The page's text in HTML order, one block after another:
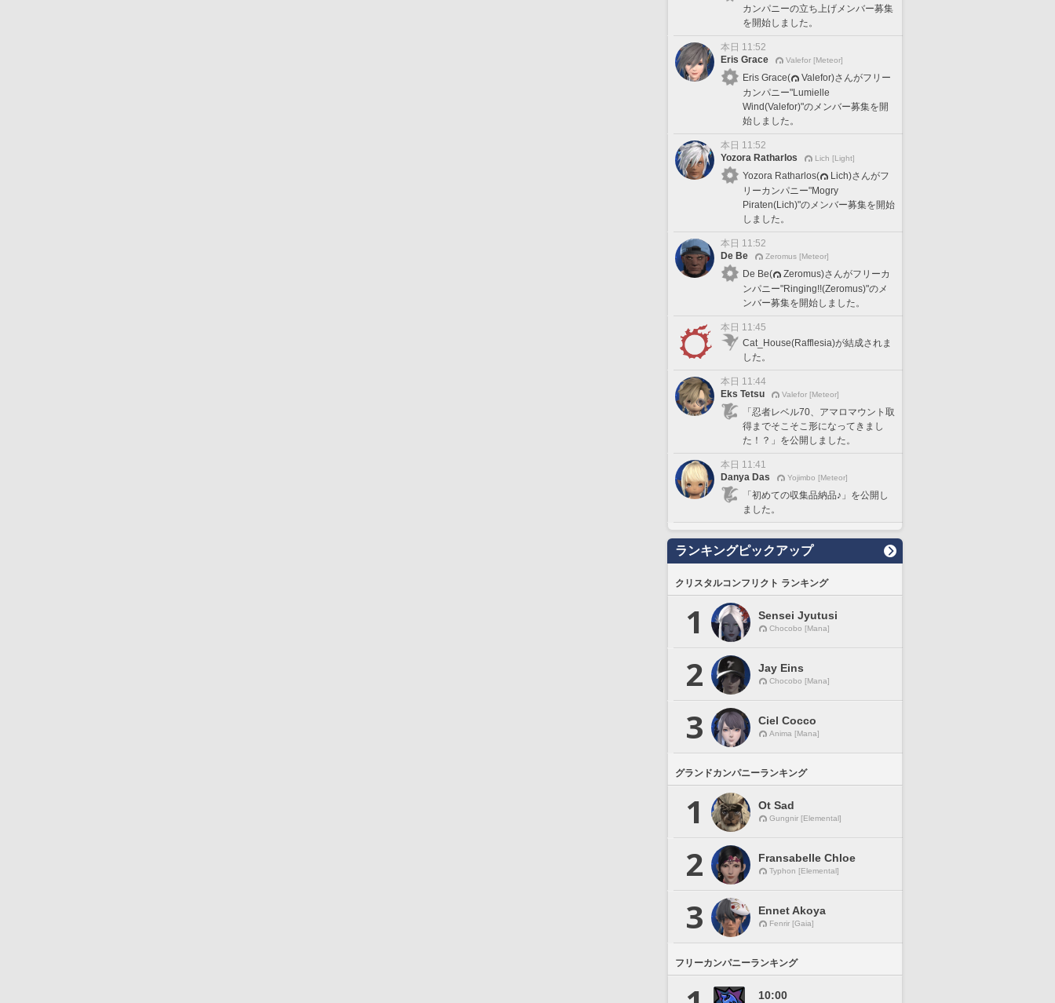
カンパニーの立ち上げメンバー募集
を開始しました。
本日 11:52
Eris Grace
Valefor [Meteor]
Eris Grace(
Valefor)さんがフリー
カンパニー"Lumielle
Wind(Valefor)"のメンバー募集を開
始しました。
本日 11:52
Yozora Ratharlos
Lich [Light]
Yozora Ratharlos(
Lich)さんがフ
リーカンパニー"Mogry
Piraten(Lich)"のメンバー募集を開始
しました。
本日 11:52
De Be
Zeromus [Meteor]
De Be(
Zeromus)さんがフリーカ
ンパニー"Ringing!!(Zeromus)"のメ
ンバー募集を開始しました。
本日 11:45
Cat_House(Rafflesia)が結成されま
した。
本日 11:44
Eks Tetsu
Valefor [Meteor]
「忍者レベル70、アマロマウント取
得までそこそこ形になってきまし
た！？」を公開しました。
本日 11:41
Danya Das
Yojimbo [Meteor]
「初めての収集品納品♪」を公開し
ました。
ランキングピックアップ
クリスタルコンフリクト ランキング
1 Sensei Jyutusi
Chocobo [Mana]
2 Jay Eins
Chocobo [Mana]
3 Ciel Cocco
Anima [Mana]
グランドカンパニーランキング
1 Ot Sad
Gungnir [Elemental]
2 Fransabelle Chloe
Typhon [Elemental]
3 Ennet Akoya
Fenrir [Gaia]
フリーカンパニーランキング
10:00